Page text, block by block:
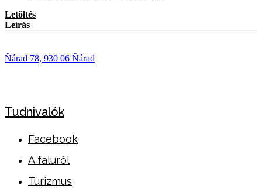
Letöltés
Leírás
Ňárad 78, 930 06 Ňárad
Tudnivalók
Facebook
A faluról
Turizmus